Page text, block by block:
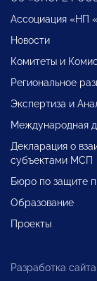
Ассоциация «НП
Новости
Комитеты и
Региональное
Экспертиза и
Международная
Декларация о
субъектами МСП
Бюро по защите
Образование
Проекты
Разработка